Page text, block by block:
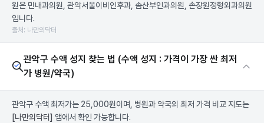
원은 민내과의원, 관악서울이비인후과, 솜산부인과의원, 손장원정형외과의원
입니다.
출처: 나만의닥터
관악구 수액 성지 찾는 법 (수액 성지 : 가격이 가장 싼 최저
가 병원/약국)
관악구 수액 최저가는 25,000원이며, 병원과 약국의 최저 가격 비교 지도는
[나만의닥터] 앱에서 확인 가능합니다.